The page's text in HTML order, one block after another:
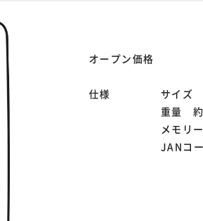
オープン価格
仕様
サイズ
重量
メモリ
JANコ